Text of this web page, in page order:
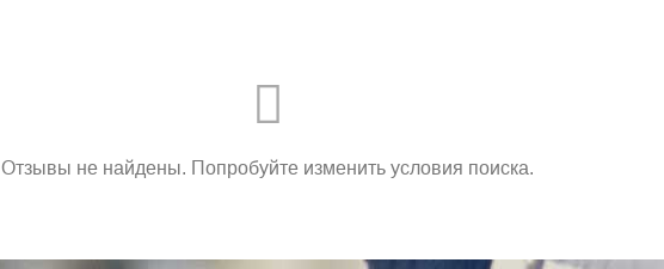
Отзывы не найдены. Попробуйте изменить условия поиска.